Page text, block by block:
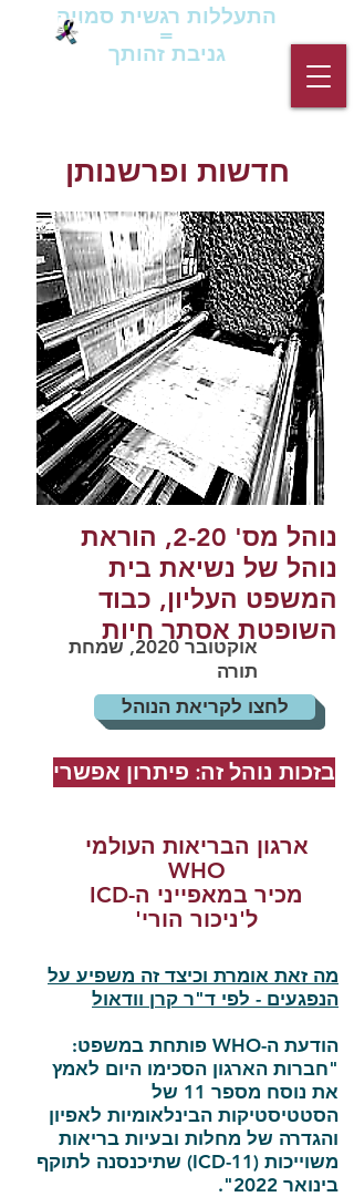
התעללות רגשית סמויה
=
גניבת זהותך
חדשות ופרשנותן
נוהל מס' 2-20, הוראת
נוהל של נשיאת בית
המשפט העליון, כבוד
השופטת אסתר חיות
אוקטובר 2020, שמחת
תורה
לחצו לקריאת הנוהל
בזכות נוהל זה: פיתרון אפשרי
ארגון הבריאות העולמי
WHO
מכיר במאפייני ה-ICD
ל'ניכור הורי'
מה זאת אומרת וכיצד זה משפיע על
הנפגעים - לפי ד"ר קרן וודאול
הודעת ה-WHO פותחת במשפט:
"חברות הארגון הסכימו היום לאמץ
את נוסח מספר 11 של
הסטטיסטיקות הבינלאומיות לאפיון
והגדרה של מחלות ובעיות בריאות
משוייכות (ICD-11) שתיכנסנה לתוקף
בינואר 2022".